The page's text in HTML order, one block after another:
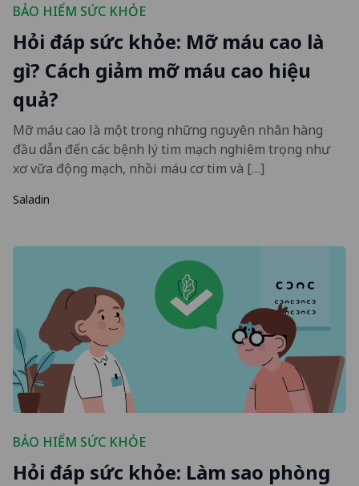
BẢO HIỂM SỨC KHỎE
Hỏi đáp sức khỏe: Mỡ máu cao là
gì? Cách giảm mỡ máu cao hiệu
quả?
Mỡ máu cao là một trong những nguyên nhân hàng
đầu dẫn đến các bệnh lý tim mạch nghiêm trọng như
xơ vữa động mạch, nhồi máu cơ tim và […]
Saladin
BẢO HIỂM SỨC KHỎE
Hỏi đáp sức khỏe: Làm sao phòng